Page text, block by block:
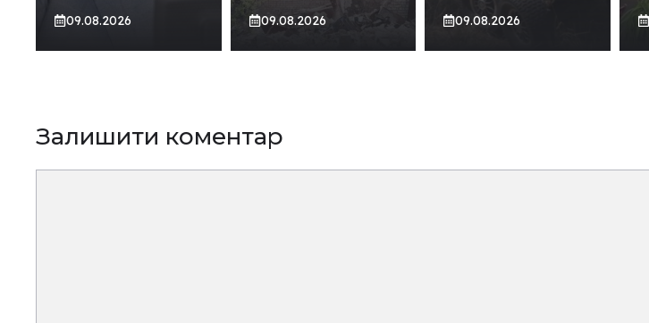
09.08.2026 09.08.2026 09.08.2026
Залишити коментар